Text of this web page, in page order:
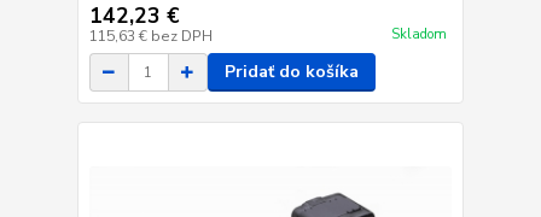
142,23 €
115,63 € bez DPH Skladom
Pridať do košíka